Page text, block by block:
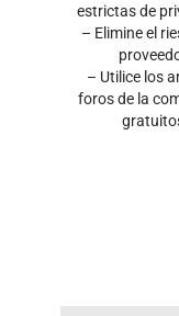
estrictas de
– Elimine el
– Utilice los
foros de la